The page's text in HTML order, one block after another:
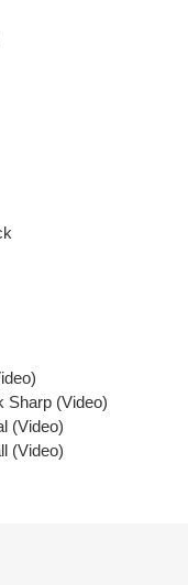
Sharp (Video)
(Video)
(Video)